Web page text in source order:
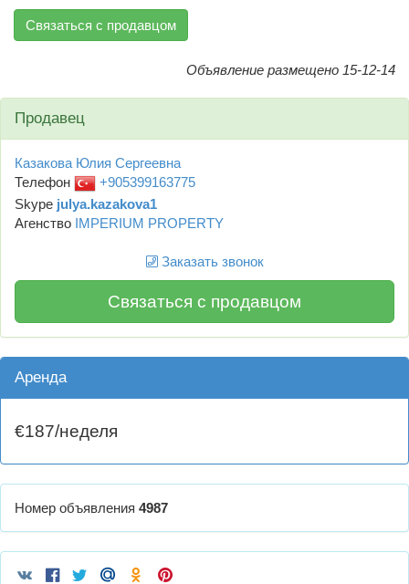
Связаться с продавцом
Объявление размещено 15-12-14
Продавец
Казакова Юлия Сергеевна
Телефон
+905399163775
Skype julya.kazakova1
Агенство IMPERIUM PROPERTY
Заказать звонок
Связаться с продавцом
Аренда
€187/неделя
Номер объявления 4987